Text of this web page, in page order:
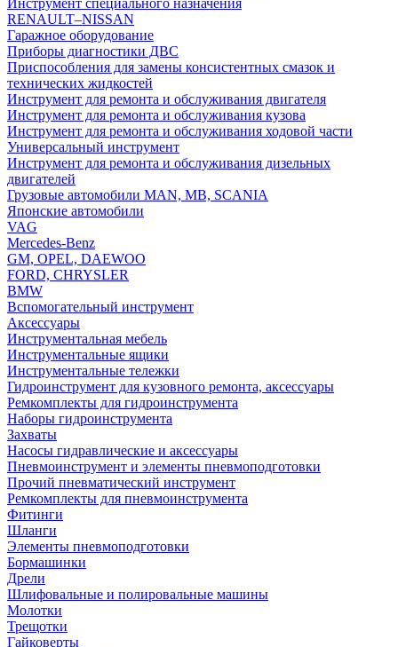
Инструмент специального назначения
RENAULT–NISSAN
Гаражное оборудование
Приборы диагностики ДВС
Приспособления для замены консистентных смазок и
технических жидкостей
Инструмент для ремонта и обслуживания двигателя
Инструмент для ремонта и обслуживания кузова
Инструмент для ремонта и обслуживания ходовой части
Универсальный инструмент
Инструмент для ремонта и обслуживания дизельных
двигателей
Грузовые автомобили MAN, MB, SCANIA
Японские автомобили
VAG
Mercedes-Benz
GM, OPEL, DAEWOO
FORD, CHRYSLER
BMW
Вспомогательный инструмент
Аксессуары
Инструментальная мебель
Инструментальные ящики
Инструментальные тележки
Гидроинструмент для кузовного ремонта, аксессуары
Ремкомплекты для гидроинструмента
Наборы гидроинструмента
Захваты
Насосы гидравлические и аксессуары
Пневмоинструмент и элементы пневмоподготовки
Прочий пневматический инструмент
Ремкомплекты для пневмоинструмента
Фитинги
Шланги
Элементы пневмоподготовки
Бормашинки
Дрели
Шлифовальные и полировальные машины
Молотки
Трещотки
Гайковерты